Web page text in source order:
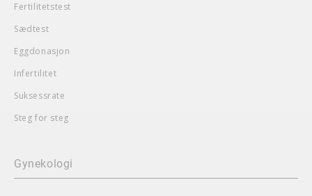
Fertilitetstest
Sædtest
Eggdonasjon
Infertilitet
Suksessrate
Steg for steg
Gynekologi